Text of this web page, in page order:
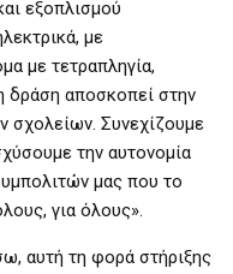
εξοπλισμού
με
με τετραπληγία,
δράση αποσκοπεί στην
σχολείων. Συνεχίζουμε
την αυτονομία
μας που το
για όλους».
αυτή τη φορά στήριξης